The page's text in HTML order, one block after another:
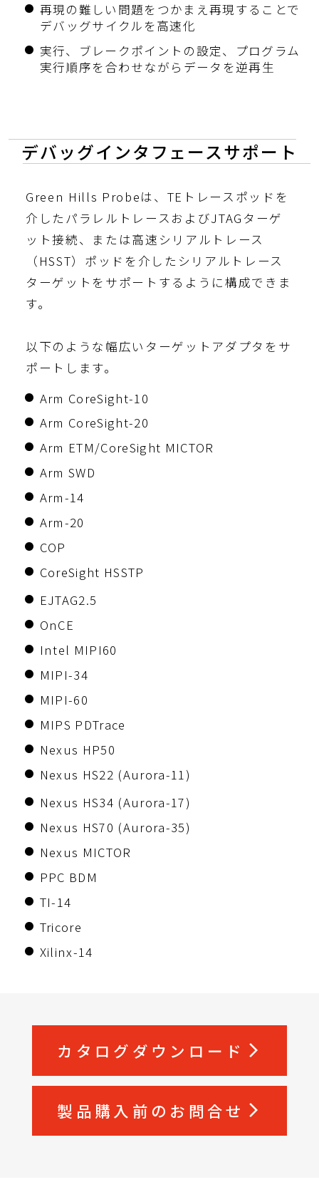
再現の難しい問題をつかまえ再現することで
デバッグサイクルを高速化
実行、ブレークポイントの設定、プログラム
実行順序を合わせながらデータを逆再生
デバッグインタフェースサポート
Green Hills Probeは、TEトレースポッドを
介したパラレルトレースおよびJTAGターゲ
ット接続、または高速シリアルトレース
（HSST）ポッドを介したシリアルトレース
ターゲットをサポートするように構成できま
す。
以下のような幅広いターゲットアダプタをサ
ポートします。
Arm CoreSight-10
Arm CoreSight-20
Arm ETM/CoreSight MICTOR
Arm SWD
Arm-14
Arm-20
COP
CoreSight HSSTP
EJTAG2.5
OnCE
Intel MIPI60
MIPI-34
MIPI-60
MIPS PDTrace
Nexus HP50
Nexus HS22 (Aurora-11)
Nexus HS34 (Aurora-17)
Nexus HS70 (Aurora-35)
Nexus MICTOR
PPC BDM
TI-14
Tricore
Xilinx-14
カタログダウンロード arrow_forward_ios
製品購入前のお問合せ arrow_forward_ios